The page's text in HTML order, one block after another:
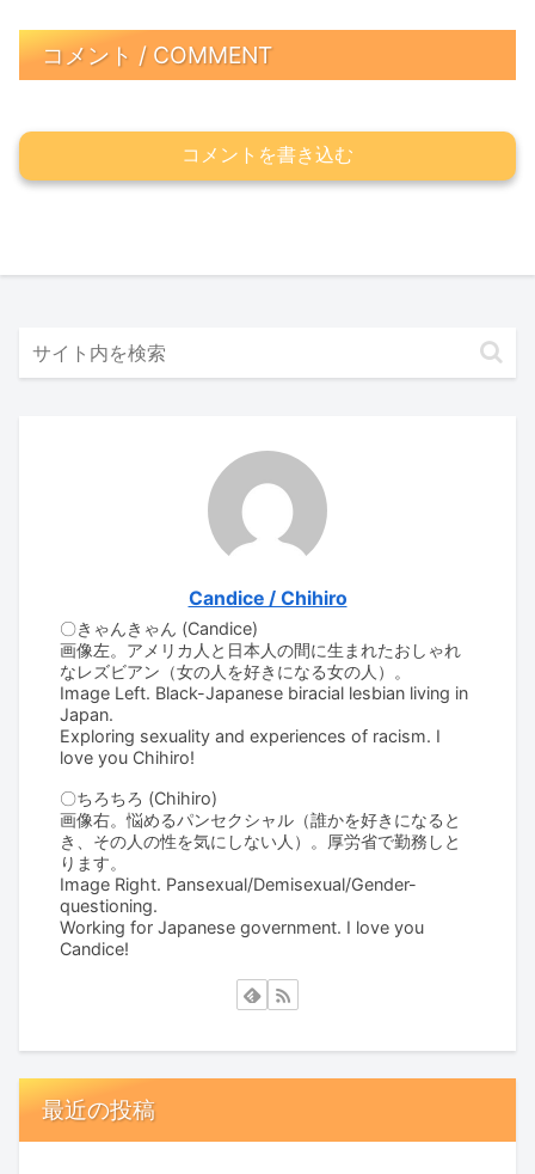
コメント / COMMENT
コメントを書き込む
Candice / Chihiro
〇きゃんきゃん (Candice)
画像左。アメリカ人と日本人の間に生まれたおしゃれ
なレズビアン（女の人を好きになる女の人）。
Image Left. Black-Japanese biracial lesbian living in
Japan.
Exploring sexuality and experiences of racism. I
love you Chihiro!
〇ちろちろ (Chihiro)
画像右。悩めるパンセクシャル（誰かを好きになると
き、その人の性を気にしない人）。厚労省で勤務しと
ります。
Image Right. Pansexual/Demisexual/Gender-
questioning.
Working for Japanese government. I love you
Candice!
最近の投稿